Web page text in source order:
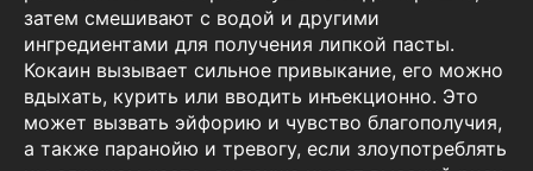
затем смешивают с водой и другими
ингредиентами для получения липкой пасты.
Кокаин вызывает сильное привыкание, его можно
вдыхать, курить или вводить инъекционно. Это
может вызвать эйфорию и чувство благополучия,
а также паранойю и тревогу, если злоупотреблять